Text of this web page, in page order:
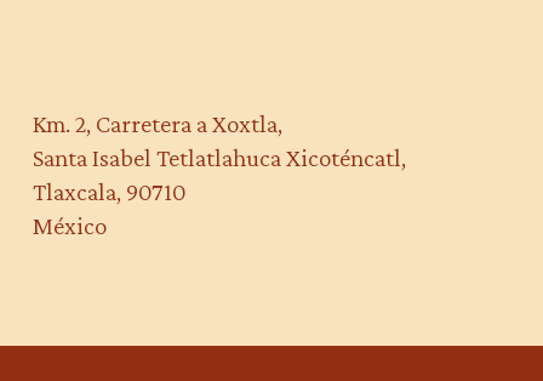
Km. 2, Carretera a Xoxtla,
Santa Isabel Tetlatlahuca Xicoténcatl,
Tlaxcala, 90710
México